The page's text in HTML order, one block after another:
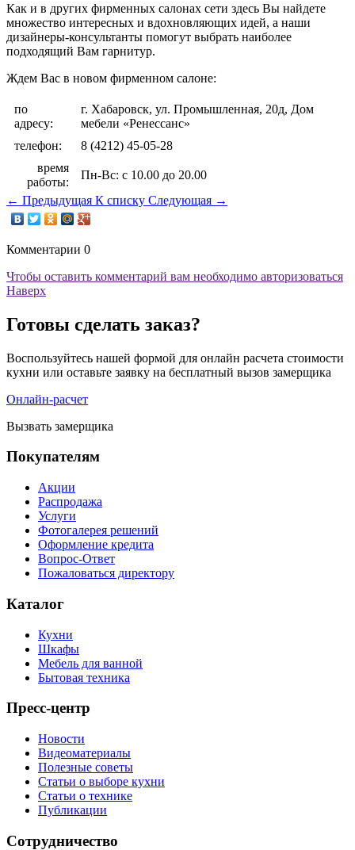
Как и в других фирменных салонах сети здесь Вы найдете
множество интересных и вдохновляющих идей, а наши
дизайнеры-консультанты помогут выбрать наиболее
подходящий Вам гарнитур.
Ждем Вас в новом фирменном салоне:
по
адресу:
г. Хабаровск, ул. Промышленная, 20д, Дом
мебели «Ренессанс»
телефон:
8 (4212) 45-05-28
время
работы:
Пн-Вс: с 10.00 до 20.00
← Предыдущая К списку Следующая →
Комментарии 0
Чтобы оставить комментарий вам необходимо авторизоваться
Наверх
Готовы сделать заказ?
Воспользуйтесь нашей формой для онлайн расчета стоимости
кухни или оставьте заявку на бесплатный вызов замерщика
Онлайн-расчет
Вызвать замерщика
Покупателям
Акции
Распродажа
Услуги
Фотогалерея решений
Оформление кредита
Вопрос-Ответ
Пожаловаться директору
Каталог
Кухни
Шкафы
Мебель для ванной
Бытовая техника
Пресс-центр
Новости
Видеоматериалы
Полезные советы
Статьи о выборе кухни
Статьи о технике
Публикации
Сотрудничество